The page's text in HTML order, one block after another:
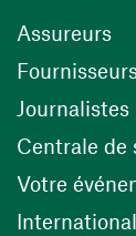
Assureurs
Journalistes
Centrale de
Votre